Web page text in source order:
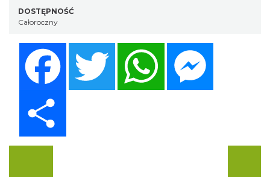
DOSTĘPNOŚĆ
Całoroczny
Twitter WhatsApp